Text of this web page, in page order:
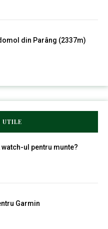
din Parâng (2337m)
UTILE
ul pentru munte?
Garmin